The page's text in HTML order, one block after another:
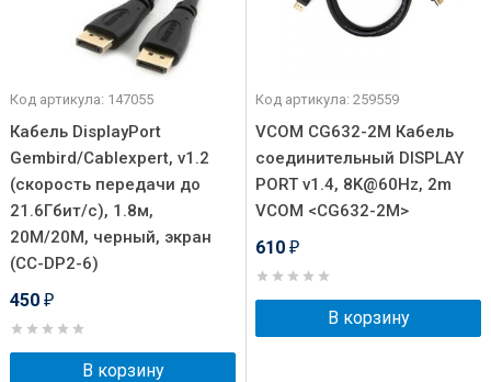
Код артикула: 147055
Кабель DisplayPort
Gembird/Cablexpert, v1.2
(скорость передачи до
21.6Гбит/с), 1.8м,
20M/20M, черный, экран
(CC-DP2-6)
450 ₽
В корзину
Код артикула: 259559
VCOM CG632-2M Кабель
соединительный DISPLAY
PORT v1.4, 8K@60Hz, 2m
VCOM <CG632-2M>
610 ₽
В корзину